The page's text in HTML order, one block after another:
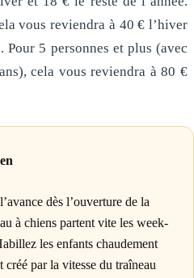
vous reviendra à 40 € l’hiver
Pour 5 personnes et plus (avec
cela vous reviendra à 80 €
dès l’ouverture de la
à chiens partent vite les week-
les enfants chaudement
créé par la vitesse du traîneau